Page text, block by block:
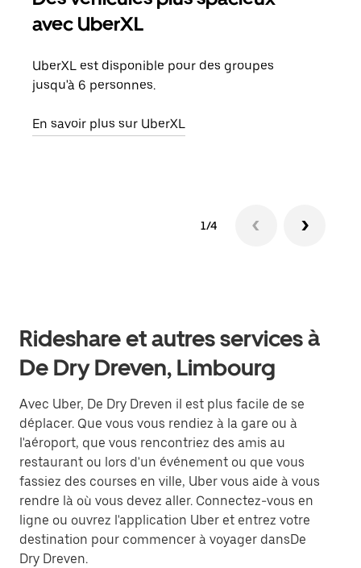
avec UberXL
UberXL est disponible pour des groupes
jusqu'à 6 personnes.
En savoir plus sur UberXL
1/4
Rideshare et autres services à
De Dry Dreven, Limbourg
Avec Uber, De Dry Dreven il est plus facile de se
déplacer. Que vous vous rendiez à la gare ou à
l'aéroport, que vous rencontriez des amis au
restaurant ou lors d'un événement ou que vous
fassiez des courses en ville, Uber vous aide à vous
rendre là où vous devez aller. Connectez-vous en
ligne ou ouvrez l'application Uber et entrez votre
destination pour commencer à voyager dansDe
Dry Dreven.